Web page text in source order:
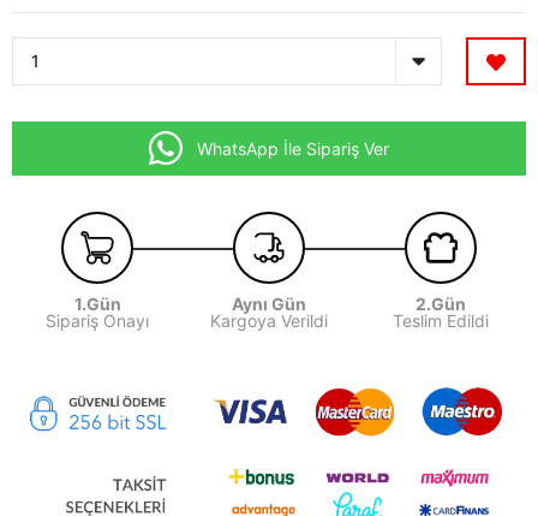
WhatsApp İle Sipariş Ver
1.Gün
Sipariş Onayı
Aynı Gün
Kargoya Verildi
2.Gün
Teslim Edildi